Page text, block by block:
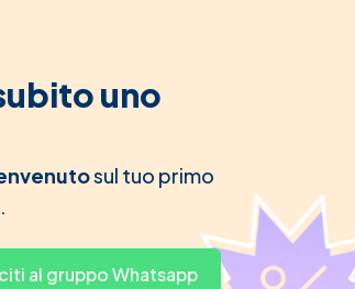
uno
sul tuo primo
al gruppo Whatsapp